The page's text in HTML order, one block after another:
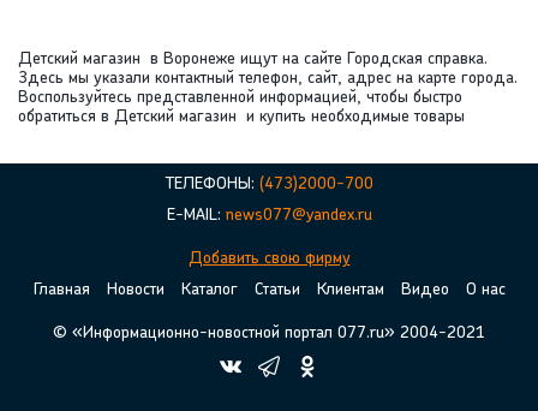
Детский магазин в Воронеже ищут на сайте Городская справка.
Здесь мы указали контактный телефон, сайт, адрес на карте города.
Воспользуйтесь представленной информацией, чтобы быстро
обратиться в Детский магазин и купить необходимые товары
ТЕЛЕФОНЫ: (473)2000-700
E-MAIL: news077@yandex.ru
Добавить свою фирму
Главная
Новости Каталог Статьи Клиентам Видео О нас
© «Информационно-новостной портал 077.ru» 2004-2021